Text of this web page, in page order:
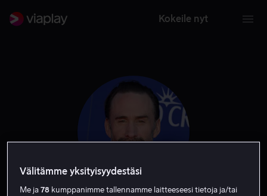
Kokeile nyt
Välitämme yksityisyydestäsi
Me ja78 kumppanimme tallennamme laitteeseesi tietoja ja/tai